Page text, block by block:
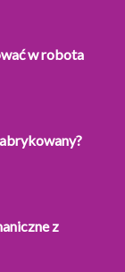
w robota
z